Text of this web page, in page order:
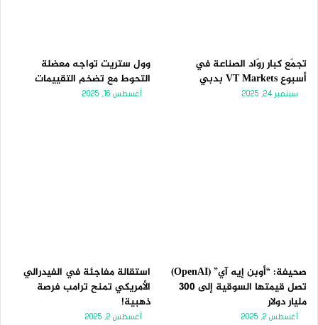
تجمّع كبار روّاد الصناعة في
أسبوع VT Markets بدبي
سبتمبر 24, 2025
وول ستريت تواجه معضلة
التحوط مع تضخم التقييمات
أغسطس 16, 2025
صحيفة: “أوبن إيه آي” (OpenAI)
تصل قيمتها السوقية إلى 300
مليار دولار
أغسطس 2, 2025
استقالة مفاجئة في الفيدرالي
الأمريكي تمنح ترامب فرصة
ذهبية!
أغسطس 2, 2025